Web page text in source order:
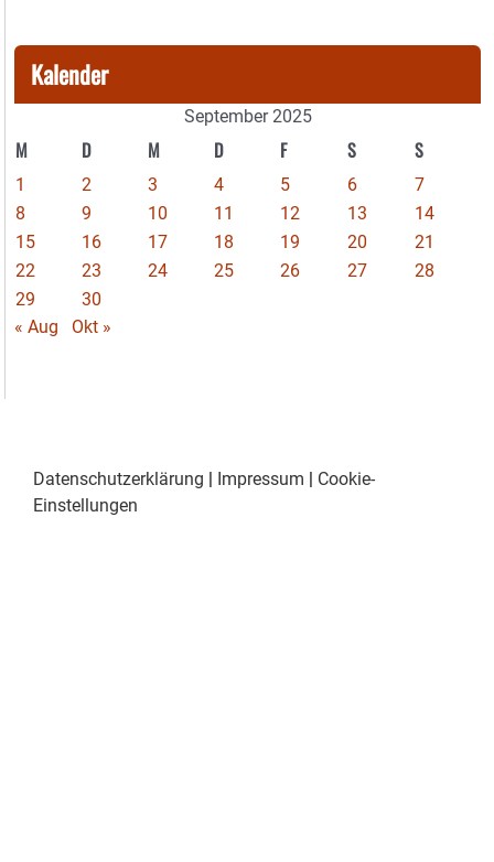
Kalender
September 2025
M D M D F S S
1 2 3 4 5 6
7
8
9 10 11 12 13
14
15
16 17 18 19 20
21
22
23 24 25 26 27
28
29
30
« Aug
Okt »
Datenschutzerklärung | Impressum | Cookie-
Einstellungen